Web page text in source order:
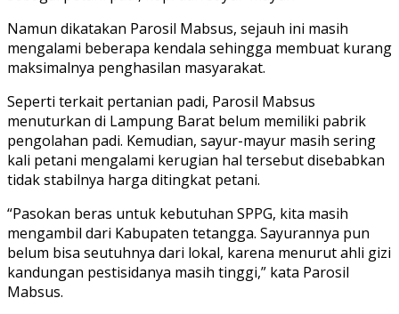
Namun dikatakan Parosil Mabsus, sejauh ini masih
mengalami beberapa kendala sehingga membuat kurang
maksimalnya penghasilan masyarakat.
Seperti terkait pertanian padi, Parosil Mabsus
menuturkan di Lampung Barat belum memiliki pabrik
pengolahan padi. Kemudian, sayur-mayur masih sering
kali petani mengalami kerugian hal tersebut disebabkan
tidak stabilnya harga ditingkat petani.
“Pasokan beras untuk kebutuhan SPPG, kita masih
mengambil dari Kabupaten tetangga. Sayurannya pun
belum bisa seutuhnya dari lokal, karena menurut ahli gizi
kandungan pestisidanya masih tinggi,” kata Parosil
Mabsus.